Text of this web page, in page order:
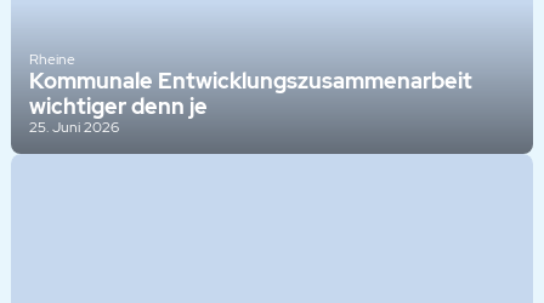
Rheine
Kommunale Entwicklungszusammenarbeit
wichtiger denn je
25. Juni 2026